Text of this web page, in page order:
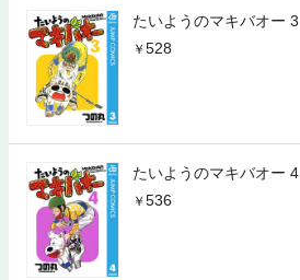
たいようのマキバオー 3
528
たいようのマキバオー 4
536